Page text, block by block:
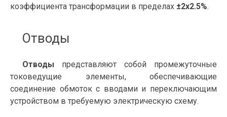
коэффициента трансформации в пределах ±2x2.5%.
Отводы
Отводы представляют собой промежуточные
токоведущие элементы, обеспечивающие
соединение обмоток с вводами и переключающим
устройством в требуемую электрическую схему.